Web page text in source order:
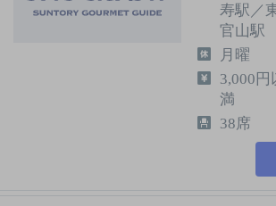
寿駅／
官山駅
月曜
3,000円
満
38席